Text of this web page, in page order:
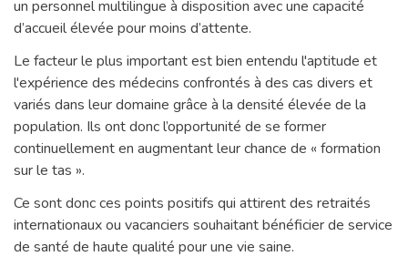
un personnel multilingue à disposition avec une capacité
d’accueil élevée pour moins d’attente.
Le facteur le plus important est bien entendu l'aptitude et
l'expérience des médecins confrontés à des cas divers et
variés dans leur domaine grâce à la densité élevée de la
population. Ils ont donc l’opportunité de se former
continuellement en augmentant leur chance de « formation
sur le tas ».
Ce sont donc ces points positifs qui attirent des retraités
internationaux ou vacanciers souhaitant bénéficier de service
de santé de haute qualité pour une vie saine.